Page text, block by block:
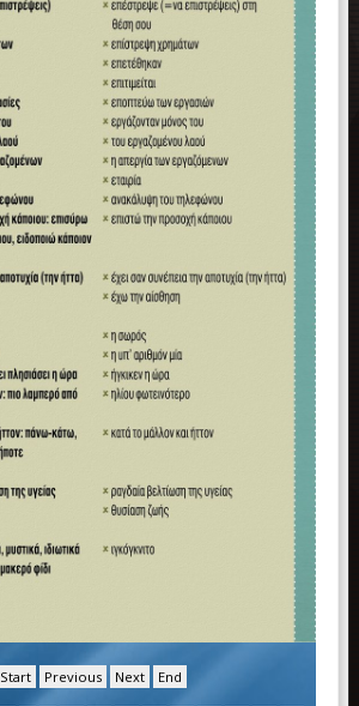
Start Previous Next End